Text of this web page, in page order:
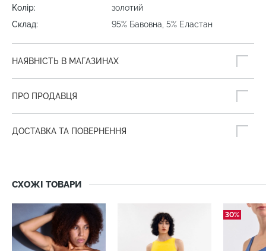
Колір:
золотий
Склад:
95% Бавовна, 5% Еластан
НАЯВНІСТЬ В МАГАЗИНАХ
ПРО ПРОДАВЦЯ
ДОСТАВКА ТА ПОВЕРНЕННЯ
СХОЖІ ТОВАРИ
30%